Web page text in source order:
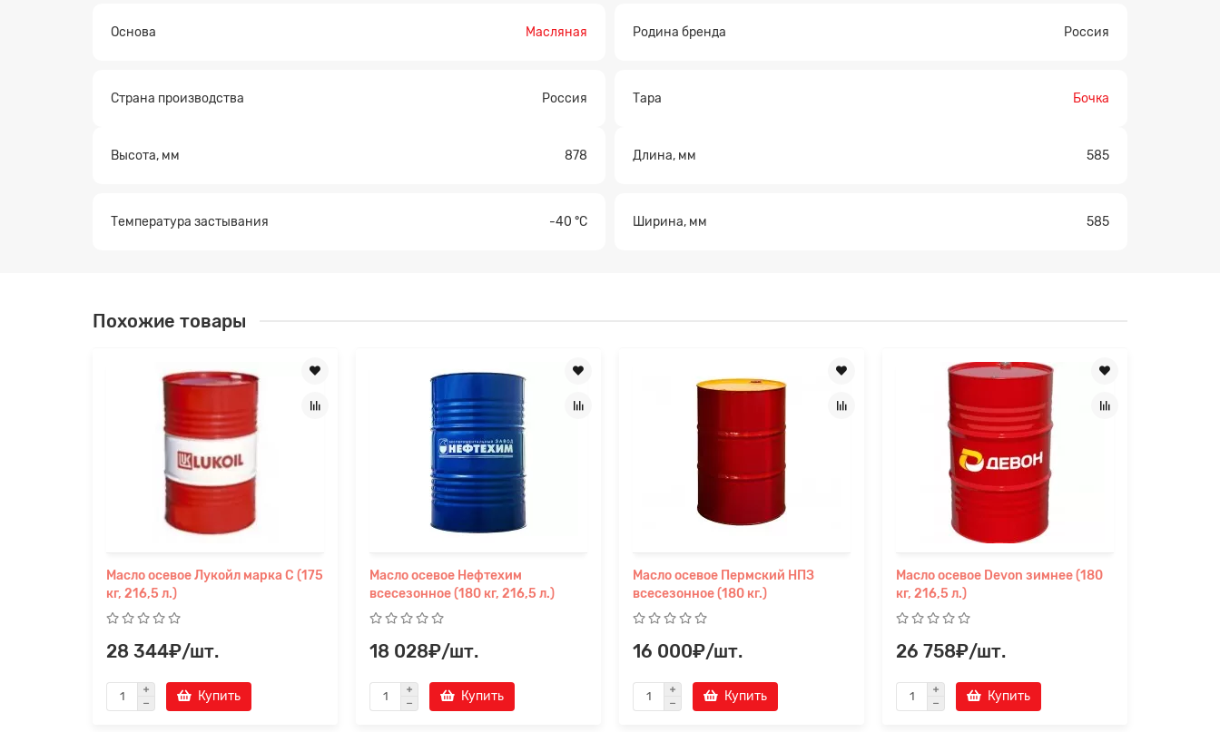
Основа Масляная Родина бренда Россия
Страна производства Россия Тара Бочка
Высота, мм 878 Длина, мм 585
Температура застывания -40 °С Ширина, мм 585
Похожие товары
Масло осевое Лукойл марка С (175
кг, 216,5 л.)
28 344₽/шт.
Купить
Масло осевое Нефтехим
всесезонное (180 кг, 216,5 л.)
18 028₽/шт.
Купить
Масло осевое Пермский НПЗ
всесезонное (180 кг.)
16 000₽/шт.
Купить
Масло осевое Devon зимнее (180
кг, 216,5 л.)
26 758₽/шт.
Купить